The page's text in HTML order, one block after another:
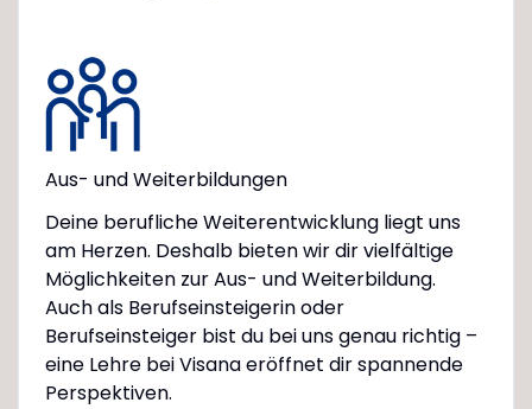
Aus- und Weiterbildungen
Deine berufliche Weiterentwicklung liegt uns
am Herzen. Deshalb bieten wir dir vielfältige
Möglichkeiten zur Aus- und Weiterbildung.
Auch als Berufseinsteigerin oder
Berufseinsteiger bist du bei uns genau richtig –
eine Lehre bei Visana eröffnet dir spannende
Perspektiven.